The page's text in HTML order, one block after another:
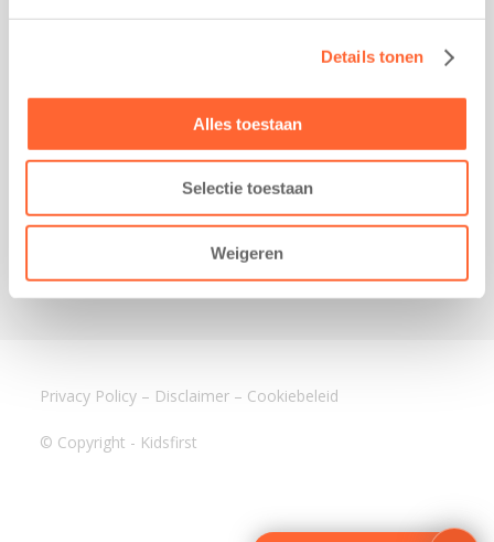
Details tonen
Alles toestaan
Selectie toestaan
Weigeren
8491 BK Akkrum
Lauwers 4
088-0350400
© Copyright - Kidsfirst
Privacy Policy – Disclaimer – Cookiebeleid